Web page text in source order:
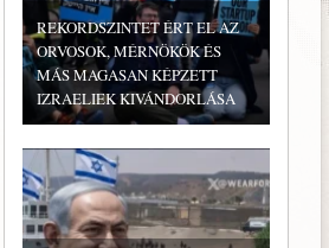
REKORDSZINTET ÉRT EL AZ
ORVOSOK, MÉRNÖKÖK ÉS
MÁS MAGASAN KÉPZETT
IZRAELIEK KIVÁNDORLÁSA